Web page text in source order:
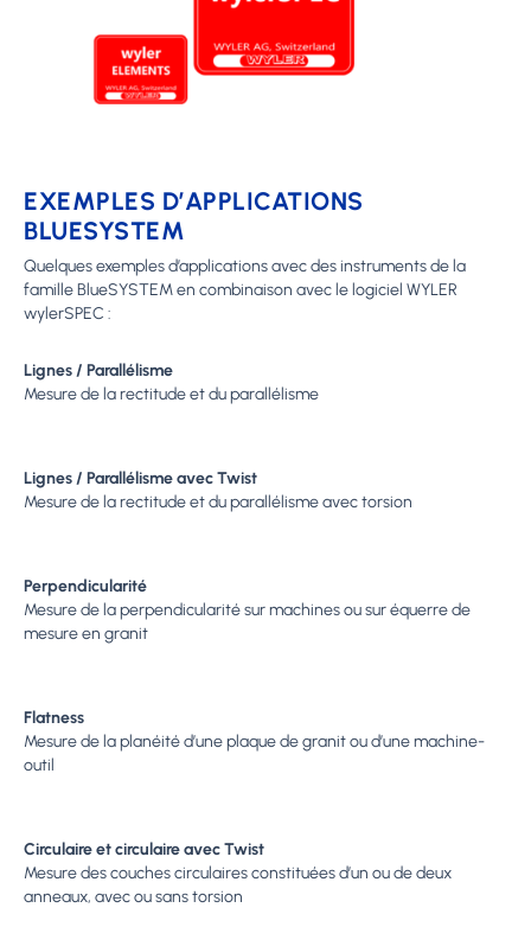
EXEMPLES D’APPLICATIONS
BLUESYSTEM
Quelques exemples d’applications avec des instruments de la
famille BlueSYSTEM en combinaison avec le logiciel WYLER
wylerSPEC :
Lignes / Parallélisme
Mesure de la rectitude et du parallélisme
Lignes / Parallélisme avec Twist
Mesure de la rectitude et du parallélisme avec torsion
Perpendicularité
Mesure de la perpendicularité sur machines ou sur équerre de
mesure en granit
Flatness
Mesure de la planéité d’une plaque de granit ou d’une machine-
outil
Circulaire et circulaire avec Twist
Mesure des couches circulaires constituées d’un ou de deux
anneaux, avec ou sans torsion